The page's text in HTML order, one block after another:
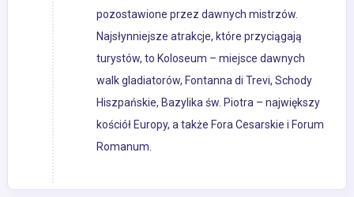
pozostawione przez dawnych mistrzów.
Najsłynniejsze atrakcje, które przyciągają
turystów, to Koloseum – miejsce dawnych
walk gladiatorów, Fontanna di Trevi, Schody
Hiszpańskie, Bazylika św. Piotra – największy
kościół Europy, a także Fora Cesarskie i Forum
Romanum.